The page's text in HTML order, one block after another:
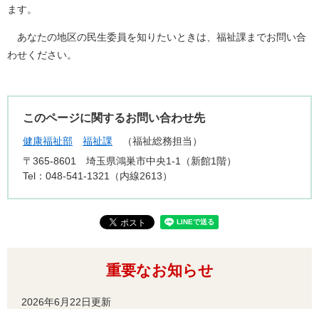
ます。
あなたの地区の民生委員を知りたいときは、福祉課までお問い合
わせください。
このページに関するお問い合わせ先
健康福祉部 福祉課
福祉総務担当
〒365-8601
埼玉県鴻巣市中央1-1（新館1階）
Tel：048-541-1321（内線2613）
重要なお知らせ
2026年6月22日更新